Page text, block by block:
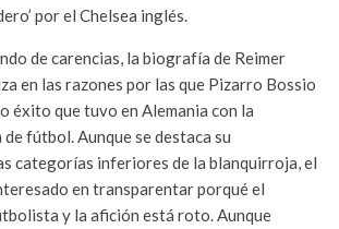
por el Chelsea inglés.
de carencias, la biografía de Reimer
en las razones por las que Pizarro Bossio
éxito que tuvo en Alemania con la
fútbol. Aunque se destaca su
categorías inferiores de la blanquirroja, el
en transparentar porqué el
y la afición está roto. Aunque